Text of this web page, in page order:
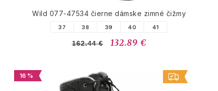
Wild 077-47534 čierne dámske zimné čižmy
37 38 39 40 41
162.44 € 132.89 €
16 %